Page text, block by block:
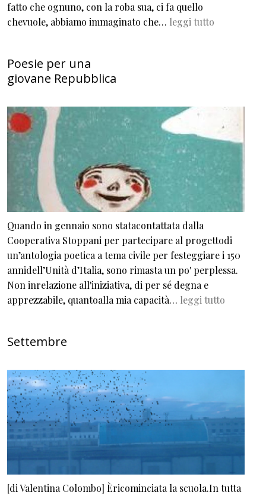
fatto che ognuno, con la roba sua, ci fa quello
chevuole, abbiamo immaginato che… leggi tutto
Poesie per una
giovane Repubblica
Quando in gennaio sono statacontattata dalla
Cooperativa Stoppani per partecipare al progettodi
un’antologia poetica a tema civile per festeggiare i 150
annidell’Unità d’Italia, sono rimasta un po' perplessa.
Non inrelazione all'iniziativa, di per sé degna e
apprezzabile, quantoalla mia capacità… leggi tutto
Settembre
[di Valentina Colombo] Èricominciata la scuola.In tutta